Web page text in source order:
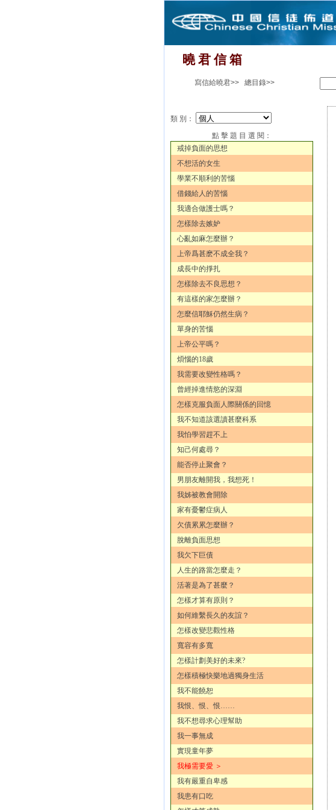
曉 君 信 箱
寫信給曉君>> 總目錄>>
類 別：
點 擊 題 目 選 閱：
戒掉負面的思想
不想活的女生
學業不順利的苦惱
借錢給人的苦惱
我適合做護士嗎？
怎樣除去嫉妒
心亂如麻怎麼辦？
上帝爲甚麽不成全我？
成長中的掙扎
怎樣除去不良思想？
有這樣的家怎麼辦？
怎麼信耶穌仍然生病？
單身的苦惱
上帝公平嗎？
煩惱的18歲
我需要改變性格嗎？
曾經掉進情慾的深淵
怎樣克服負面人際關係的回憶
我不知道該選讀甚麼科系
我怕學習趕不上
知己何處尋？
能否停止聚會？
男朋友離開我，我想死！
我姊被教會開除
家有憂鬱症病人
欠債累累怎麼辦？
脫離負面思想
我欠下巨債
人生的路當怎麼走？
活著是為了甚麼？
怎樣才算有原則？
如何維繫長久的友誼？
怎樣改變悲觀性格
寬容有多寬
怎樣計劃美好的未來?
怎樣積極快樂地過獨身生活
我不能饒恕
我恨、恨、恨……
我不想尋求心理幫助
我一事無成
實現童年夢
我極需要愛 ＞
我有嚴重自卑感
我患有口吃